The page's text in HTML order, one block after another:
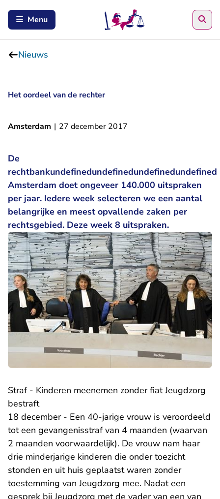
Menu
Nieuws
Het oordeel van de rechter
Amsterdam | 27 december 2017
De
rechtbankundefinedundefinedundefinedundefined
Amsterdam doet ongeveer 140.000 uitspraken
per jaar. Iedere week selecteren we een aantal
belangrijke en meest opvallende zaken per
rechtsgebied. Deze week 8 uitspraken.
Straf - Kinderen meenemen zonder fiat Jeugdzorg
bestraft
18 december - Een 40-jarige vrouw is veroordeeld
tot een gevangenisstraf van 4 maanden (waarvan
2 maanden voorwaardelijk). De vrouw nam haar
drie minderjarige kinderen die onder toezicht
stonden en uit huis geplaatst waren zonder
toestemming van Jeugdzorg mee. Nadat een
gesprek bij Jeugdzorg met de vader van een van